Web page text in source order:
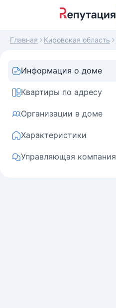
Главная Кировская область
Информация о доме
Квартиры по адресу
Организации в доме
Характеристики
Управляющая компания